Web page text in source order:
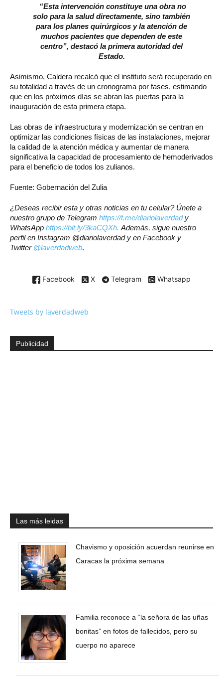
“Esta intervención constituye una obra no
solo para la salud directamente, sino también
para los planes quirúrgicos y la atención de
muchos pacientes que dependen de este
centro”, destacó la primera autoridad del
Estado.
Asimismo, Caldera recalcó que el instituto será recuperado en
su totalidad a través de un cronograma por fases, estimando
que en los próximos días se abran las puertas para la
inauguración de esta primera etapa.
Las obras de infraestructura y modernización se centran en
optimizar las condiciones físicas de las instalaciones, mejorar
la calidad de la atención médica y aumentar de manera
significativa la capacidad de procesamiento de hemoderivados
para el beneficio de todos los zulianos.
Fuente: Gobernación del Zulia
¿Deseas recibir esta y otras noticias en tu celular? Únete a
nuestro grupo de Telegram https://t.me/diariolaverdady
WhatsApp https://bit.ly/3kaCQXh. Además, sigue nuestro
perfil en Instagram @diariolaverdad y en Facebook y
Twitter @laverdadweb.
Facebook X Telegram Whatsapp
Tweets by laverdadweb
Publicidad
Las más leidas
Chavismo y oposición acuerdan reunirse en
Caracas la próxima semana
Familia reconoce a “la señora de las uñas
bonitas” en fotos de fallecidos, pero su
cuerpo no aparece